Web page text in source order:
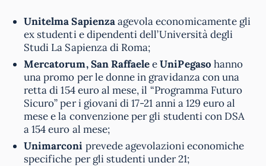
Unitelma Sapienzaagevola economicamente gli
ex studenti e dipendenti dell’Università degli
Studi La Sapienza di Roma;
Mercatorum, San RaffaeleeUniPegaso hanno
una promo per le donne in gravidanza con una
retta di 154 euro al mese, il “Programma Futuro
Sicuro” per i giovani di 17-21 anni a 129 euro al
mese e la convenzione per gli studenti con DSA
a 154 euro al mese;
Unimarconi prevede agevolazioni economiche
specifiche per gli studenti under 21;